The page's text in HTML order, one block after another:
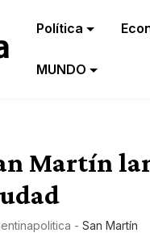
Política
MUNDO
Martín
- San Martín